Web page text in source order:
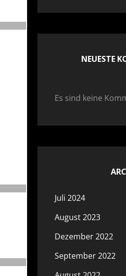
NEUESTE
Es sind keine
Juli 2024
August 2023
Dezember 2022
September 2022